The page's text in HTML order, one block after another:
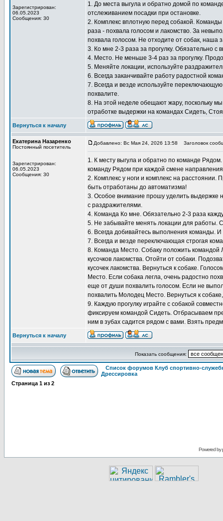
Зарегистрирован:
06.05.2023
Сообщения: 30
1. До места выгула и обратно домой по
отслеживанием посадки при остановке.
2. Комплекс вплотную перед собакой.
раза - похвала голосом и лакомство. За
похвала голосом. Не отходите от собак, наша
3. Ко мне 2-3 раза за прогулку. Обязательно с
4. Место. Не меньше 3-4 раз за прогулку.
5. Меняйте локации, используйте
6. Всегда заканчивайте работу радостной
7. Всегда и везде используйте
похвалите.
8. На этой неделе обещают жару, поскольку
отработке выдержки на командах Сидеть,
Вернуться к началу
Екатерина Назаренко
Постоянный посетитель
Зарегистрирован:
06.05.2023
Сообщения: 30
Добавлено: Вс Мая 24, 2026 13:58 Заголовок
1. К месту выгула и обратно по команде
команду Рядом при каждой смене
2. Комплекс у ноги и комплекс на
быть отработаны до автоматизма!
3. Особое внимание прошу уделить выдержке
с раздражителями.
4. Команда Ко мне. Обязательно 2-3 раза
5. Не забывайте менять локации для работы.
6. Всегда добивайтесь выполнения команды.
7. Всегда и везде переключающая строгая
8. Команда Место. Собаку положить
кусочков лакомства. Отойти от собаки.
кусочек лакомства. Вернуться к собаке.
Место. Если собака легла, очень радостно
еще от души похвалить голосом. Если не
похвалить Молодец Место. Вернуться к
9. Каждую прогулку играйте с собакой
фиксируем командой Сидеть. Отбрасываем
ним в зубах садится рядом с вами. Взять
Вернуться к началу
Показать сообщения:
Список форумов Клуб спортивно-
Дрессировка
Страница 1 из 2
Powered by